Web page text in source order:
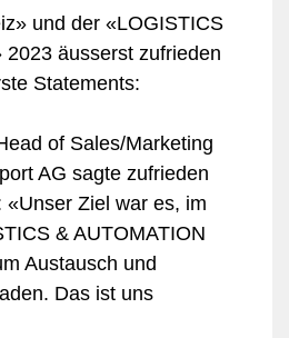
und der «LOGISTICS
2023 äusserst zufrieden
Statements:
of Sales/Marketing
AG sagte zufrieden
Ziel war es, im
& AUTOMATION
Austausch und
Das ist uns